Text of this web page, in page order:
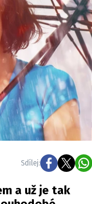
Sdílej:
a už je tak